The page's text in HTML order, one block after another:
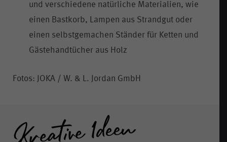
und verschiedene natürliche Materialien, wie
einen Bastkorb, Lampen aus Strandgut oder
einen selbstgemachen Ständer für Ketten und
Gästehandtücher aus Holz
Fotos: JOKA / W. & L. Jordan GmbH